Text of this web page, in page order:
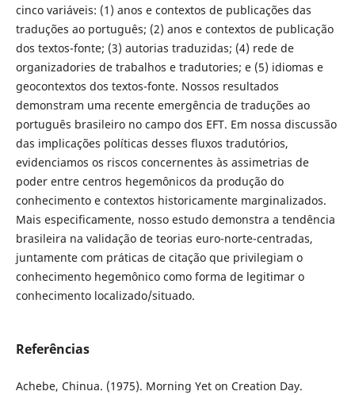
cinco variáveis: (1) anos e contextos de publicações das
traduções ao português; (2) anos e contextos de publicação
dos textos-fonte; (3) autorias traduzidas; (4) rede de
organizadories de trabalhos e tradutories; e (5) idiomas e
geocontextos dos textos-fonte. Nossos resultados
demonstram uma recente emergência de traduções ao
português brasileiro no campo dos EFT. Em nossa discussão
das implicações políticas desses fluxos tradutórios,
evidenciamos os riscos concernentes às assimetrias de
poder entre centros hegemônicos da produção do
conhecimento e contextos historicamente marginalizados.
Mais especificamente, nosso estudo demonstra a tendência
brasileira na validação de teorias euro-norte-centradas,
juntamente com práticas de citação que privilegiam o
conhecimento hegemônico como forma de legitimar o
conhecimento localizado/situado.
Referências
Achebe, Chinua. (1975). Morning Yet on Creation Day.